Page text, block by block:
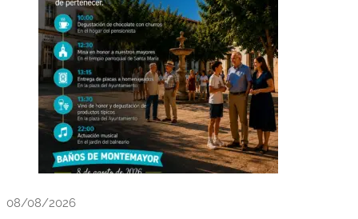
08/08/2026